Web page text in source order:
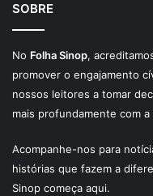
SOBRE
No Folha Sinop,
promover o engajamento
nossos leitores a tomar
mais profundamente com a
Acompanhe-nos para
histórias que fazem a
Sinop começa aqui.